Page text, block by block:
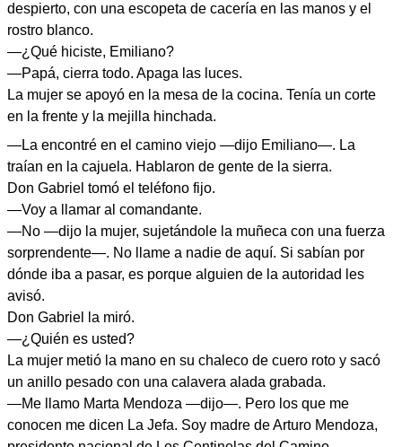
despierto, con una escopeta de cacería en las manos y el
rostro blanco.
—¿Qué hiciste, Emiliano?
—Papá, cierra todo. Apaga las luces.
La mujer se apoyó en la mesa de la cocina. Tenía un corte
en la frente y la mejilla hinchada.
—La encontré en el camino viejo —dijo Emiliano—. La
traían en la cajuela. Hablaron de gente de la sierra.
Don Gabriel tomó el teléfono fijo.
—Voy a llamar al comandante.
—No —dijo la mujer, sujetándole la muñeca con una fuerza
sorprendente—. No llame a nadie de aquí. Si sabían por
dónde iba a pasar, es porque alguien de la autoridad les
avisó.
Don Gabriel la miró.
—¿Quién es usted?
La mujer metió la mano en su chaleco de cuero roto y sacó
un anillo pesado con una calavera alada grabada.
—Me llamo Marta Mendoza —dijo—. Pero los que me
conocen me dicen La Jefa. Soy madre de Arturo Mendoza,